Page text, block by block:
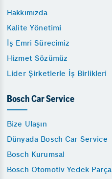
Hakkımızda
Kalite Yönetimi
İş Emri Sürecimiz
Hizmet Sözümüz
Lider Şirketlerle İş Birlikleri
Bosch Car Service
Bize Ulaşın
Dünyada Bosch Car Service
Bosch Kurumsal
Bosch Otomotiv Yedek Parça